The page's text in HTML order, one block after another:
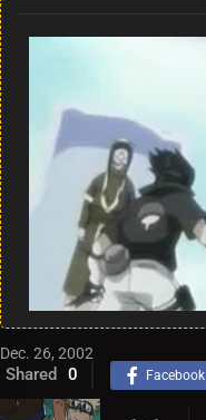
Dec. 26, 2002
Shared 0 Facebook